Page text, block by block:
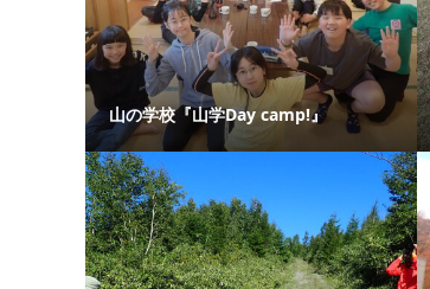
山の学校『山学Day camp!』